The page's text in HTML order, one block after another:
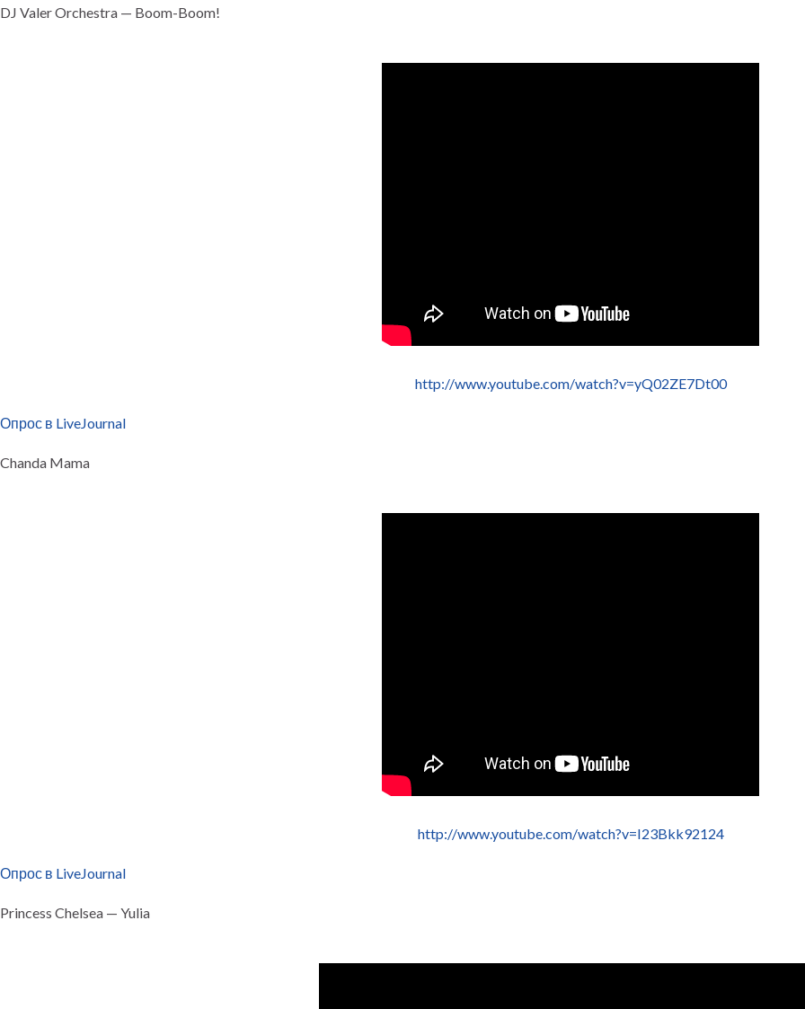
DJ Valer Orchestra — Boom-Boom!
http://www.youtube.com/watch?v=yQ02ZE7Dt00
Опрос в LiveJournal
Chanda Mama
http://www.youtube.com/watch?v=I23Bkk92124
Опрос в LiveJournal
Princess Chelsea — Yulia